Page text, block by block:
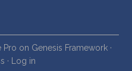
Pro on Genesis Framework·
· Log in